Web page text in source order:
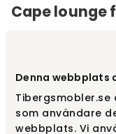
Denna webbplats
som användare
webbplats. Vi
Cape lounge
Välj färgMerit 005
Merit 005